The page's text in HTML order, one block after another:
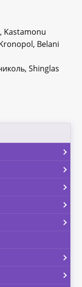
Kastamonu
Belani
Shinglas